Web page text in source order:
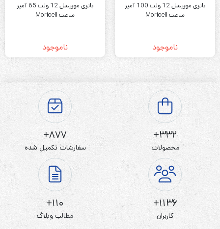
باتری موریسل 12 ولت 100 آمپر
ساعت Moricell
ناموجود
باتری موریسل 12 ولت 65 آمپر
ساعت Moricell
ناموجود
332+
محصولات
877+
سفارشات تکمیل شده
1136+
کاربران
110+
مطالب وبلاگ